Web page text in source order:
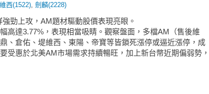
西(1522) 劍麟(2228)
勁上攻，AM題材驅動股價表現亮眼。
高達3.77%，表現相當吸睛。觀察盤面，多檔AM（售後維
、倉佑、堤維西、東陽、帝寶等皆鎖死漲停或逼近漲停，成
受惠於北美AM市場需求持續暢旺，加上新台幣近期偏弱勢，